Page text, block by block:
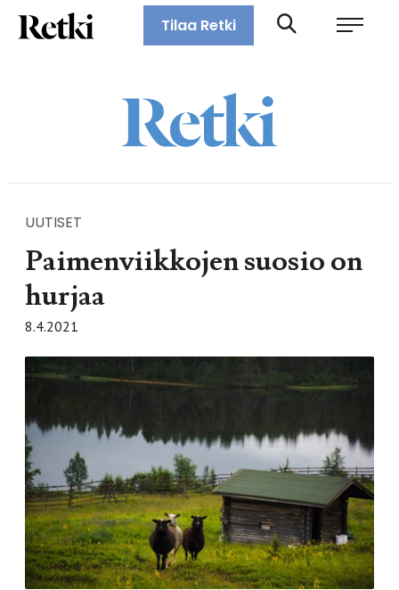
Siirry
suoraan
Retki-lehti
Tilaa Retki
UUTISET
Paimenviikkojen suosio on
hurjaa
8.4.2021